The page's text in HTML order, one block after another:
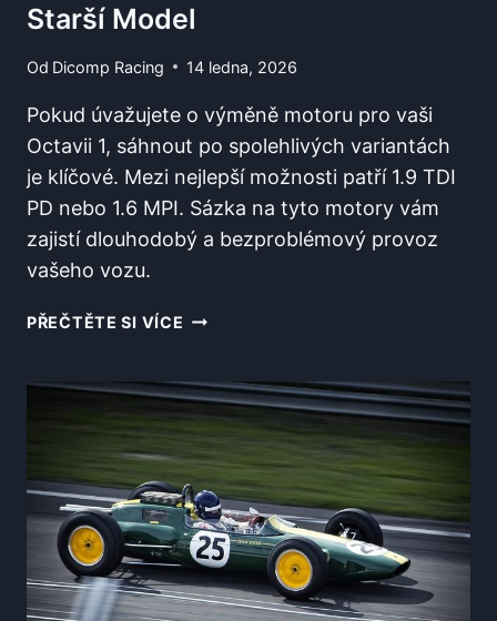
Starší Model
Od Dicomp Racing 14 ledna, 2026
Pokud úvažujete o výměně motoru pro vaši
Octavii 1, sáhnout po spolehlivých variantách
je klíčové. Mezi nejlepší možnosti patří 1.9 TDI
PD nebo 1.6 MPI. Sázka na tyto motory vám
zajistí dlouhodobý a bezproblémový provoz
vašeho vozu.
PŘEČTĚTE SI VÍCE JAKÝ
OCTAVIE
1?
NEJSPOLEHLIVĚJŠÍ
VARIANTY
PRO
STARŠÍ
MODEL